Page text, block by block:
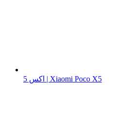
اكس 5 | Xiaomi Poco X5